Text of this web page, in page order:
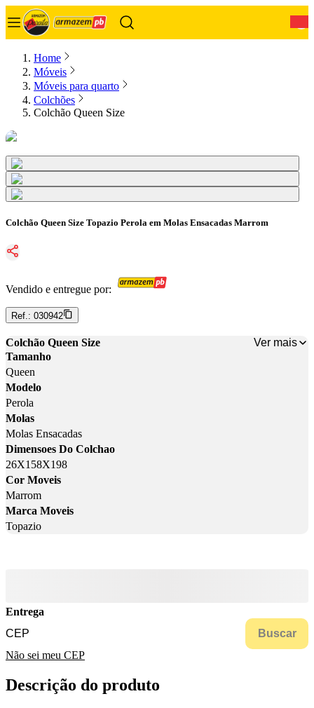
Home
Móveis
Móveis para quarto
Colchões
Colchão Queen Size
Colchão Queen Size Topazio Perola em Molas Ensacadas Marrom
Vendido e entregue por:
Ref.: 030942
Colchão Queen Size
Ver mais
Tamanho
Queen
Modelo
Perola
Molas
Molas Ensacadas
Dimensoes Do Colchao
26X158X198
Cor Moveis
Marrom
Marca Moveis
Topazio
Entrega
Buscar
Não sei meu CEP
Descrição do produto